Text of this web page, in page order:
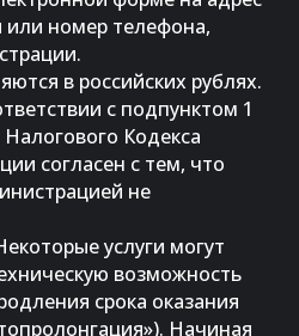
или номер телефона,
в российских рублях.
с подпунктом 1
Налогового Кодекса
согласен с тем, что
не
услуги могут
возможность
срока оказания
Начиная